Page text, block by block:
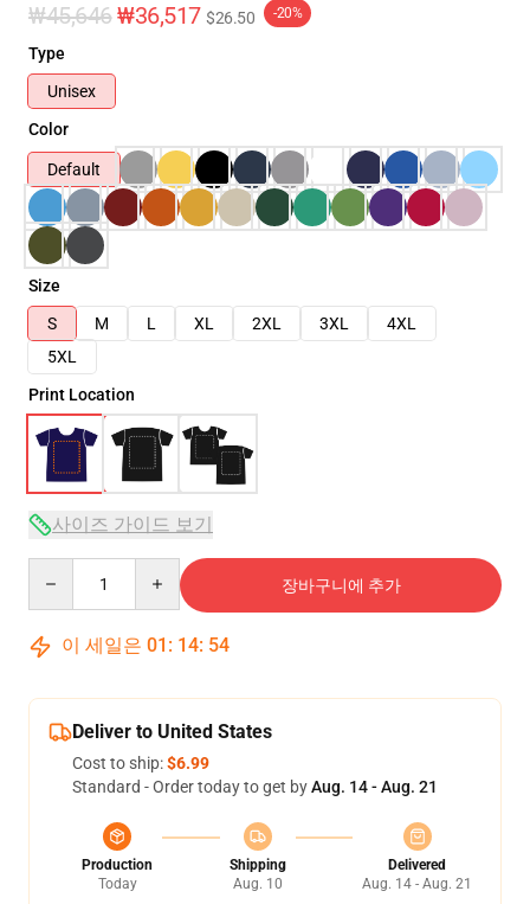
₩45,646₩36,517 $26.50 -20%
Type
Unisex
Color
Default
Size
S
M L XL 2XL 3XL
4XL
5XL
Print Location
사이즈 가이드 보기
장바구니에 추가
이 세일은 01 : 14: 53
Deliver to United States
Cost to ship:$6.99
Standard - Order today to get byAug. 14 - Aug. 21
Production
Today
Shipping
Aug. 10
Delivered
Aug. 14 - Aug. 21